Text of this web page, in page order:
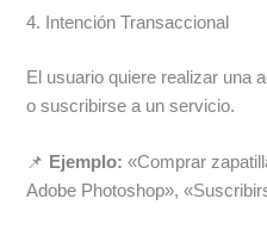
4. Intención Transaccional
El usuario quiere realizar una
o suscribirse a un servicio.
📌 Ejemplo: «Comprar
Adobe Photoshop»,